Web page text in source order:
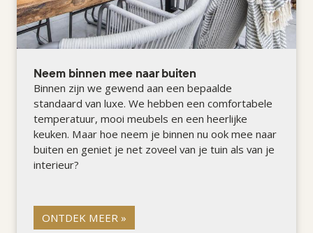
Neem binnen mee naar buiten
Binnen zijn we gewend aan een bepaalde
standaard van luxe. We hebben een comfortabele
temperatuur, mooi meubels en een heerlijke
keuken. Maar hoe neem je binnen nu ook mee naar
buiten en geniet je net zoveel van je tuin als van je
interieur?
ONTDEK MEER »